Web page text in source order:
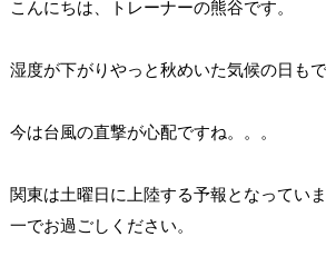
こんにちは、トレーナーの熊谷です。
湿度が下がりやっと秋めいた気候の日もで
今は台風の直撃が心配ですね。。。
関東は土曜日に上陸する予報となってい
一でお過ごしください。